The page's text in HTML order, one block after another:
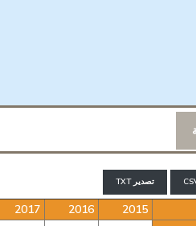
تصدير TXT
2015
2016
2017